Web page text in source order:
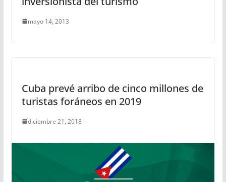
mayo 14, 2013
Cuba prevé arribo de cinco millones de
turistas foráneos en 2019
diciembre 21, 2018